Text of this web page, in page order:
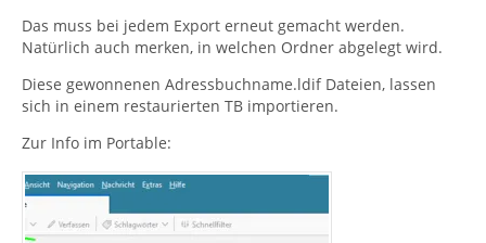
Das muss bei jedem Export erneut gemacht werden.
Natürlich auch merken, in welchen Ordner abgelegt wird.
Diese gewonnenen Adressbuchname.ldif Dateien, lassen
sich in einem restaurierten TB importieren.
Zur Info im Portable: